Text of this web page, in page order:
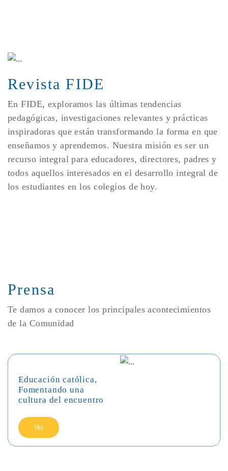
Revista FIDE
En FIDE, exploramos las últimas tendencias
pedagógicas, investigaciones relevantes y prácticas
inspiradoras que están transformando la forma en que
enseñamos y aprendemos. Nuestra misión es ser un
recurso integral para educadores, directores, padres y
todos aquellos interesados en el desarrollo integral de
los estudiantes en los colegios de hoy.
Prensa
Te damos a conocer los principales acontecimientos
de la Comunidad
Educación católica,
Fomentando una
cultura del encuentro
Ver